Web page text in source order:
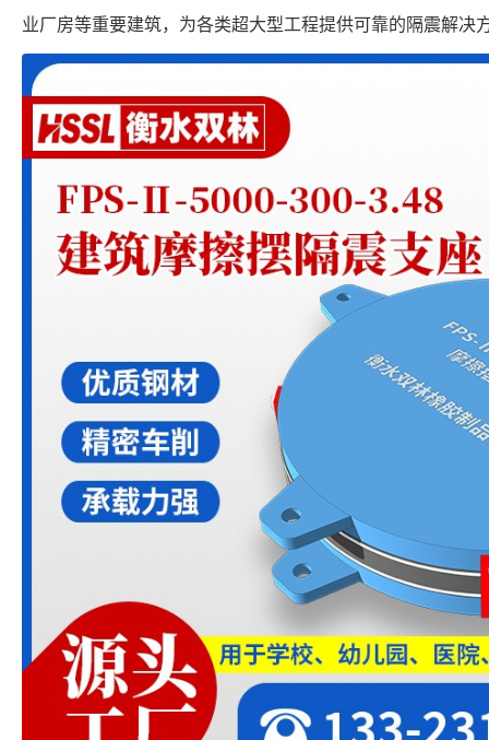
业厂房等重要建筑，为各类超大型工程提供可靠的隔震解决